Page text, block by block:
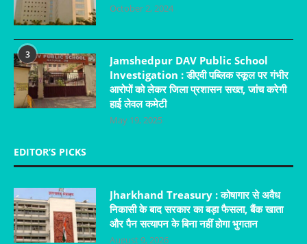
October 2, 2024
3
Jamshedpur DAV Public School
Investigation : डीएवी पब्लिक स्कूल पर गंभीर
आरोपों को लेकर जिला प्रशासन सख्त, जांच करेगी
हाई लेवल कमेटी
May 19, 2025
EDITOR’S PICKS
Jharkhand Treasury : कोषागार से अवैध
निकासी के बाद सरकार का बड़ा फैसला, बैंक खाता
और पैन सत्यापन के बिना नहीं होगा भुगतान
August 9, 2026